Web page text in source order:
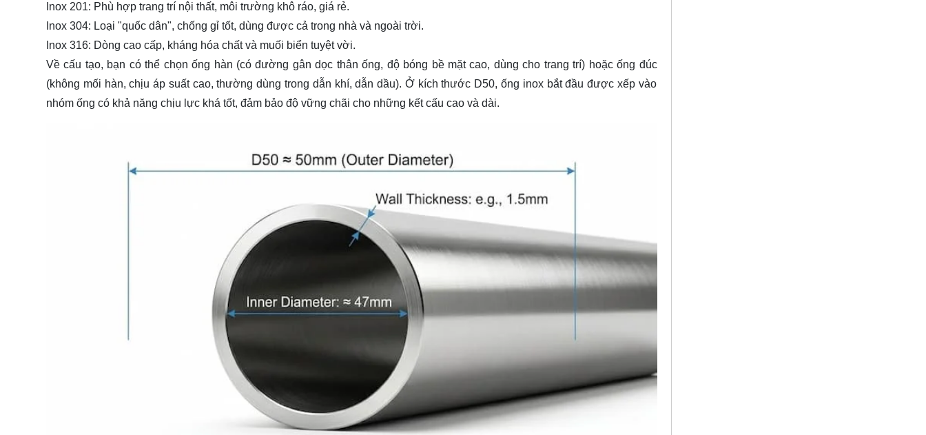
Inox 201: Phù hợp trang trí nội thất, môi trường khô ráo, giá rẻ.
Inox 304: Loại "quốc dân", chống gỉ tốt, dùng được cả trong nhà và ngoài trời.
Inox 316: Dòng cao cấp, kháng hóa chất và muối biển tuyệt vời.
Về cấu tạo, bạn có thể chọnống hàn (có đường gân dọc thân ống, độ bóng bề mặt cao, dùng cho trang trí) hoặcống đúc
(không mối hàn, chịu áp suất cao, thường dùng trong dẫn khí, dẫn dầu). Ở kích thước D50, ống inox bắt đầu được xếp vào
nhóm ống có khả năng chịu lực khá tốt, đảm bảo độ vững chãi cho những kết cấu cao và dài.